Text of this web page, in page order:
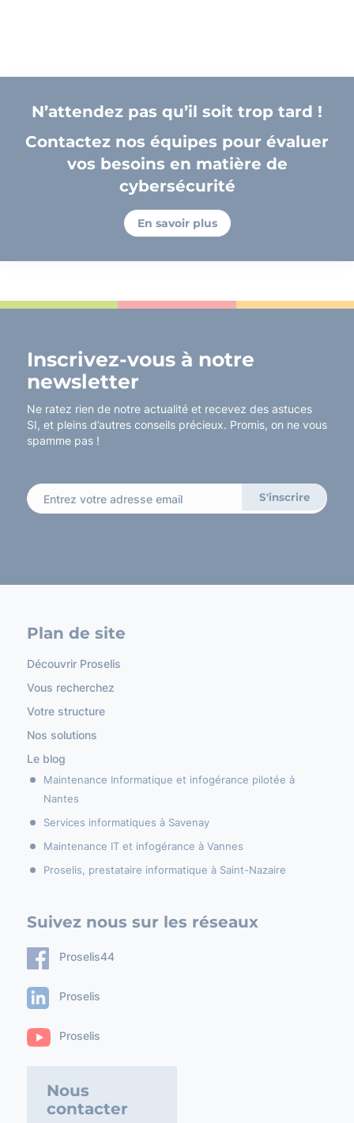
N’attendez pas qu’il soit trop tard !
Contactez nos équipes pour évaluer
vos besoins en matière de
cybersécurité
En savoir plus
Inscrivez-vous à notre
newsletter
Ne ratez rien de notre actualité et recevez des astuces
SI, et pleins d’autres conseils précieux. Promis, on ne vous
spamme pas !
Plan de site
Découvrir Proselis
Vous recherchez
Votre structure
Nos solutions
Le blog
Maintenance Informatique et infogérance pilotée à
Nantes
Services informatiques à Savenay
Maintenance IT et infogérance à Vannes
Proselis, prestataire informatique à Saint-Nazaire
Suivez nous sur les réseaux
Proselis44
Proselis
Proselis
Nous
contacter